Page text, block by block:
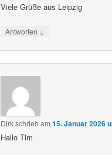
Viele Grüße aus Leipzig
Antworten ↓
Dirkschriebam15. Januar 2026
Hallo Tim